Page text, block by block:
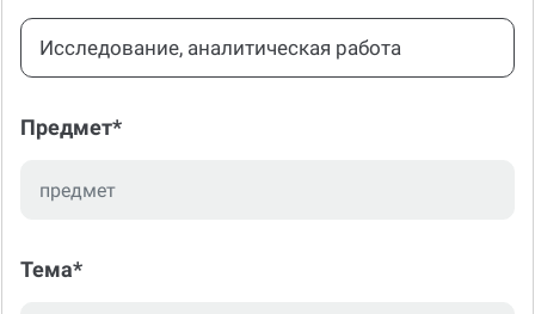
Исследование, аналитическая работа
Предмет*
Тема*